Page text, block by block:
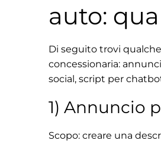
auto:
Di seguito trovi
concessionaria:
social, script per
1) Annuncio
Scopo: creare una